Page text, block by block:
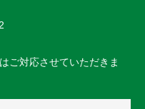
ご対応させていただきま